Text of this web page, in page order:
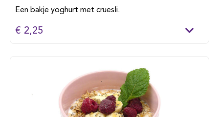
Een bakje yoghurt met cruesli.
€ 2,25